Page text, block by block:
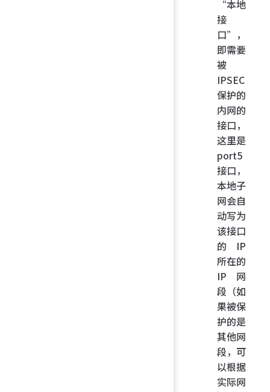
“本地
接
口”，
即需要
被
IPSEC
保护的
内网的
接口，
这里是
port5
接口，
本地子
网会自
动写为
该接口
的 IP
所在的
IP 网
段（如
果被保
护的是
其他网
段，可
以根据
实际网